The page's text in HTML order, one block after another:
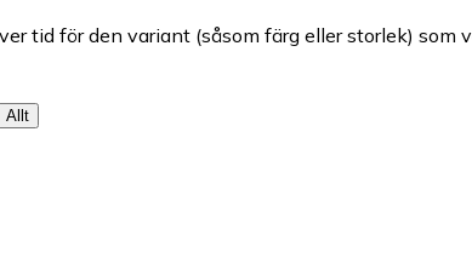
tid för den variant (såsom färg eller storlek)
Allt